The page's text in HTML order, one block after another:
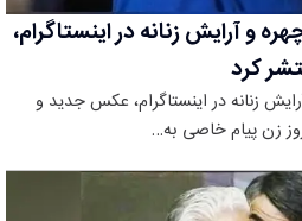
و آرایش زنانه در اینستاگرام،
کرد
زنانه در اینستاگرام، عکس جدید و
زن پیام خاصی به…